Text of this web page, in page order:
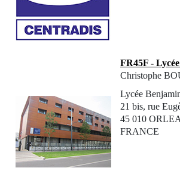
FR45F -
Christophe
Lycée
21 bis, rue
45 010
FRANCE